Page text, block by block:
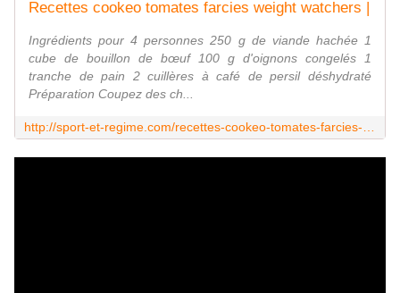
Recettes cookeo tomates farcies weight watchers |
Ingrédients pour 4 personnes 250 g de viande hachée 1
cube de bouillon de bœuf 100 g d'oignons congelés 1
tranche de pain 2 cuillères à café de persil déshydraté
Préparation Coupez des ch...